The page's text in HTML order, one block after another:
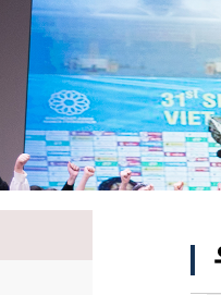
학교 CI
교직원현황
학생현황
위치/전화
전경사진